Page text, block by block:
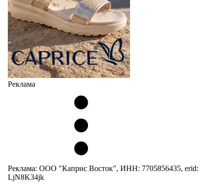
Реклама
Реклама: ООО "Каприс Восток", ИНН: 7705856435, erid:
LjN8K34jk